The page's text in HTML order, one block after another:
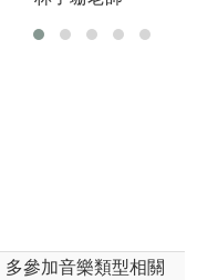
多參加音樂類型相關